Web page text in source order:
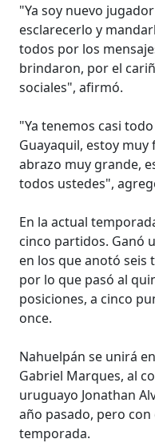
"Ya soy nuevo
esclarecerlo y
todos por los
brindaron, por el
sociales", afirmó.
"Ya tenemos casi
Guayaquil, estoy
abrazo muy grande,
todos ustedes",
En la actual
cinco partidos. Ganó
en los que anotó seis
por lo que pasó al
posiciones, a cinco
once.
Nahuelpán se unirá
Gabriel Marques, al
uruguayo Jonathan
año pasado, pero
temporada.